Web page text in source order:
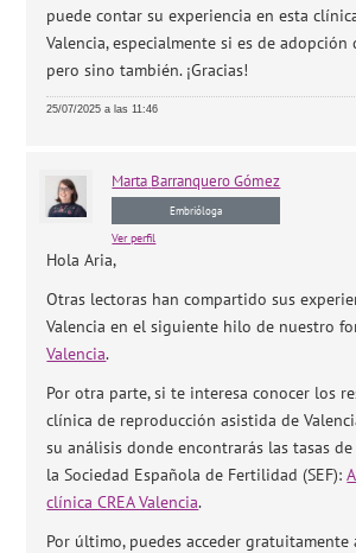
puede contar su experiencia en esta
Valencia, especialmente si es de adopción
pero sino también. ¡Gracias!
25/07/2025 a las 11:46
Marta Barranquero Gómez
Embrióloga
Ver perfil
Hola Aria,
Otras lectoras han compartido sus
Valencia en el siguiente hilo de nuestro
Valencia.
Por otra parte, si te interesa conocer los
clínica de reproducción asistida de
su análisis donde encontrarás las tasas
la Sociedad Española de Fertilidad (SEF):
clínica CREA Valencia.
Por último, puedes acceder gratuitamente